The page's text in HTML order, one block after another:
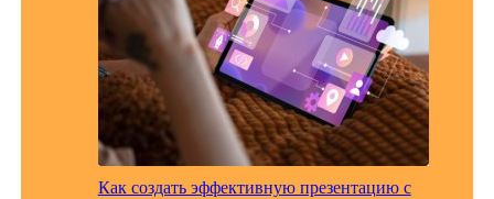
Как создать эффективную презентацию с